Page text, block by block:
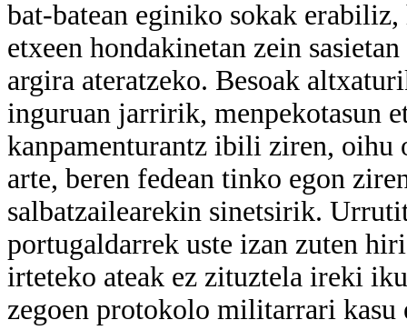
bat-batean eginiko sokak
etxeen hondakinetan zein
argira ateratzeko. Besoak
inguruan jarririk, menpekotasun
kanpamenturantz ibili ziren, oihu
arte, beren fedean tinko egon
salbatzailearekin sinetsirik.
portugaldarrek uste izan zuten
irteteko ateak ez zituztela ireki
zegoen protokolo militarrari kasu